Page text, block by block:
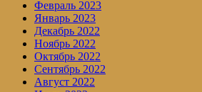
Февраль 2023
Январь 2023
Декабрь 2022
Ноябрь 2022
Октябрь 2022
Сентябрь 2022
Август 2022